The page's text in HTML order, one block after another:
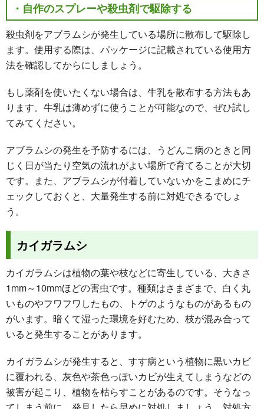
・自作のスプレーや殺虫剤で駆除する
殺虫剤をアブラムシが発生している場所に散布して駆除し
ます。使用する際は、パッケージに記載されている使用方
法を確認してからにしましょう。
もし薬剤を使いたくない場合は、牛乳を散布する方法もあ
ります。牛乳は薄めずに使うことが可能なので、ぜひ試し
てみてください。
アブラムシの発生を予防するには、うどんこ病のときと同
じく日が当たり空気の流れがよい場所で育てることが大切
です。また、アブラムシが付着していないかをこまめにチ
ェックしておくと、大量発生する前に対処できるでしょ
う。
カイガラムシ
カイガラムシは植物の葉や枝などに寄生している、大きさ
1mm～10mmほどの害虫です。種類はさまざまで、白く丸
いものやフワフワしたもの、トゲのようなものがあるもの
がいます。暗くて湿った環境を好むため、枝が混み合って
いると発生することがあります。
カイガラムシが発生すると、すす病という植物に黒いカビ
に覆われる、灰色や茶色っぽいカビが生えてしまうなどの
被害が起こり、植物を枯らすことがあるのです。そうなっ